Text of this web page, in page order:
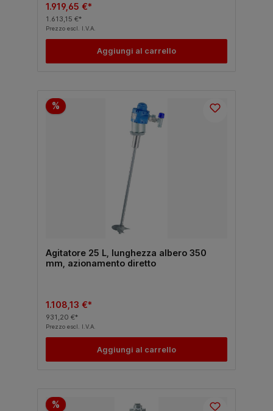
1.919,65 €*
1.613,15 €*
Prezzo escl. I.V.A.
Aggiungi al carrello
%
Agitatore 25 L, lunghezza albero 350
mm, azionamento diretto
1.108,13 €*
931,20 €*
Prezzo escl. I.V.A.
Aggiungi al carrello
%